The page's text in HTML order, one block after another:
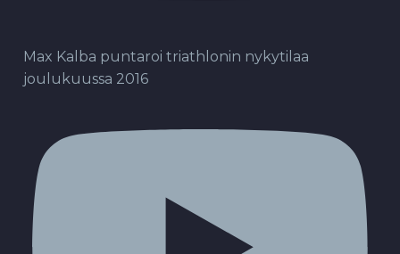
Max Kalba puntaroi triathlonin nykytilaa
joulukuussa 2016